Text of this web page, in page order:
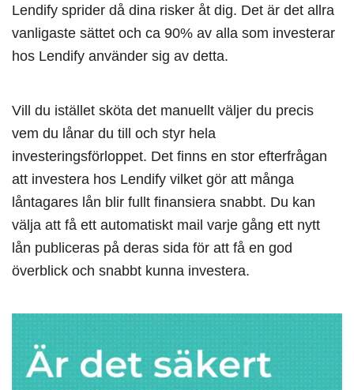
Lendify sprider då dina risker åt dig. Det är det allra
vanligaste sättet och ca 90% av alla som investerar
hos Lendify använder sig av detta.
Vill du istället sköta det manuellt väljer du precis
vem du lånar du till och styr hela
investeringsförloppet. Det finns en stor efterfrågan
att investera hos Lendify vilket gör att många
låntagares lån blir fullt finansiera snabbt. Du kan
välja att få ett automatiskt mail varje gång ett nytt
lån publiceras på deras sida för att få en god
överblick och snabbt kunna investera.